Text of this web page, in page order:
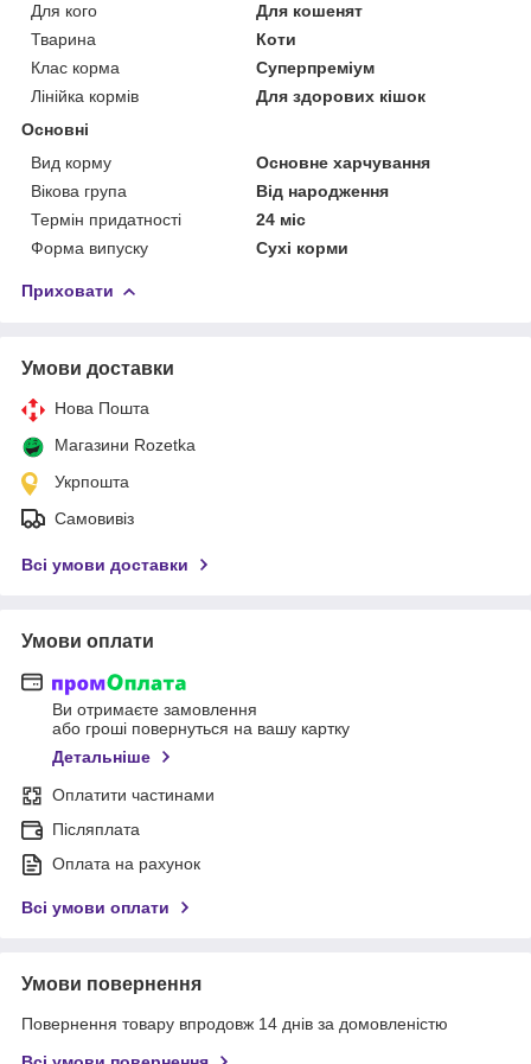
Для кого
Для кошенят
Тварина
Коти
Клас корма
Суперпреміум
Лінійка кормів
Для здорових кішок
Основні
Вид корму
Основне харчування
Вікова група
Від народження
Термін придатності
24 міс
Форма випуску
Сухі корми
Приховати
Умови доставки
Нова Пошта
Магазини Rozetka
Укрпошта
Самовивіз
Всі умови доставки
Умови оплати
Ви отримаєте замовлення
або гроші повернуться на вашу картку
Детальніше
Оплатити частинами
Післяплата
Оплата на рахунок
Всі умови оплати
Умови повернення
Повернення товару впродовж 14 днів за домовленістю